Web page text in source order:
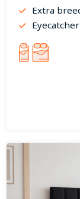
Extra